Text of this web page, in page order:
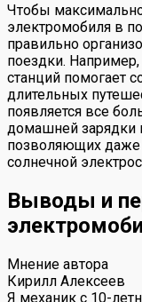
Чтобы
электромобиля в
правильно
поездки.
станций помогает
длительных
появляется все
домашней зарядки
позволяющих даже
солнечной
Выводы и
Мнение автора
Кирилл Алексеев
Я механик с 10-